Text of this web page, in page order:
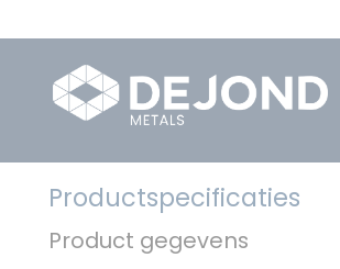
Productspecificaties
Product gegevens